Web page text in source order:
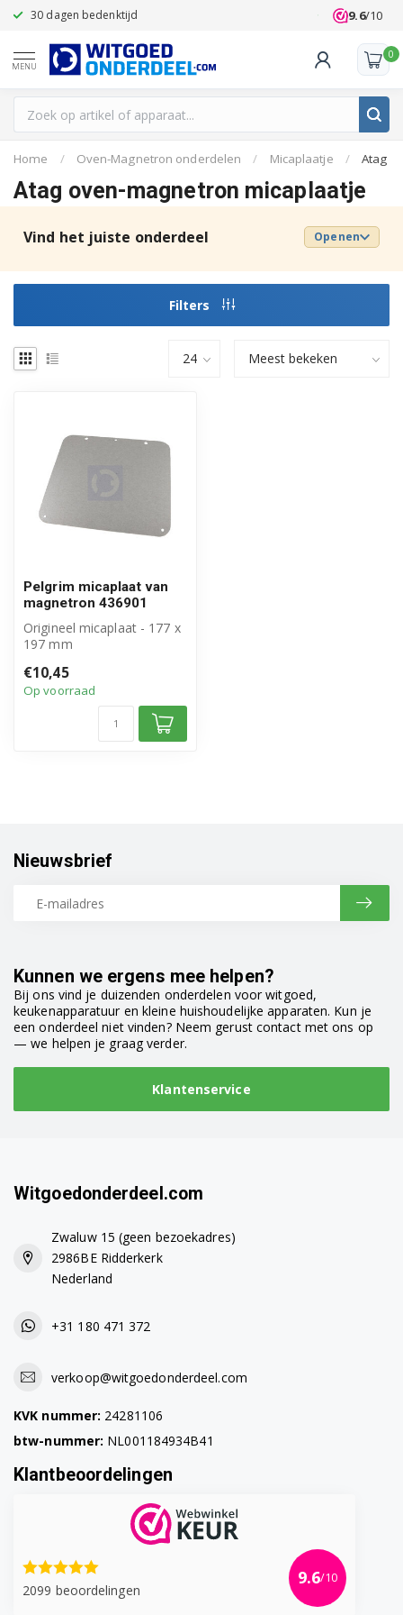
30 dagen bedenktijd Klanten
9.6/10
MENU
0
Home / Oven-Magnetron onderdelen / Micaplaatje / Atag
Atag oven-magnetron micaplaatje
Vind het juiste onderdeel Openen
Filters
Pelgrim micaplaat van
magnetron 436901
Origineel micaplaat - 177 x
197 mm
Plaatje met 5 gaatjes
€10,45
Op voorraad
Kunnen we ergens mee helpen?
Bij ons vind je duizenden onderdelen voor witgoed,
keukenapparatuur en kleine huishoudelijke apparaten. Kun je
een onderdeel niet vinden? Neem gerust contact met ons op
— we helpen je graag verder.
Klantenservice
Nieuwsbrief
Witgoedonderdeel.com
Zwaluw 15 (geen bezoekadres)
2986BE Ridderkerk
Nederland
+31 180 471 372
verkoop@witgoedonderdeel.com
KVK nummer: 24281106
btw-nummer: NL001184934B41
Klantbeoordelingen
2099 beoordelingen
9.6/10